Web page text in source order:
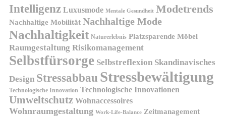
Intelligenz Luxusmode Mentale Gesundheit Modetrends
Nachhaltige Mobilität Nachhaltige Mode
Nachhaltigkeit Naturerlebnis Platzsparende Möbel
Raumgestaltung Risikomanagement
Selbstfürsorge Selbstreflexion Skandinavisches
Design Stressabbau Stressbewältigung
Technologische Innovation Technologische Innovationen
Umweltschutz Wohnaccessoires
Wohnraumgestaltung Work-Life-Balance Zeitmanagement